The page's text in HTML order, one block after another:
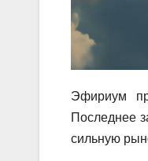
Эфириум
Последнее
сильную